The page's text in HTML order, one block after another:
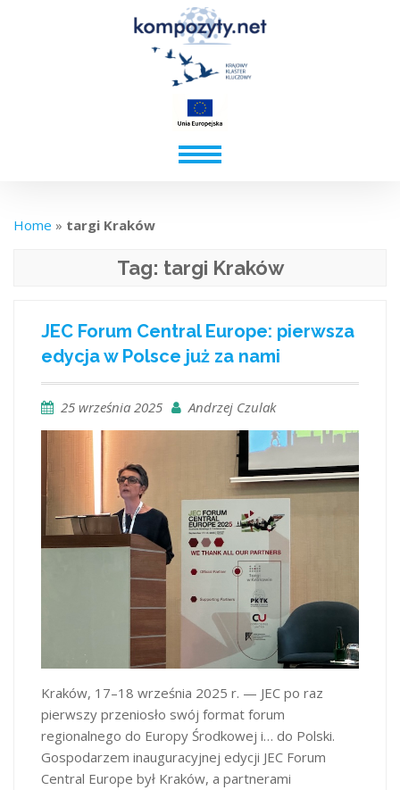
Home » targi Kraków
Tag: targi Kraków
JEC Forum Central Europe: pierwsza
edycja w Polsce już za nami
25 września 2025 Andrzej Czulak
Kraków, 17–18 września 2025 r. — JEC po raz
pierwszy przeniosło swój format forum
regionalnego do Europy Środkowej i… do Polski.
Gospodarzem inauguracyjnej edycji JEC Forum
Central Europe był Kraków, a partnerami